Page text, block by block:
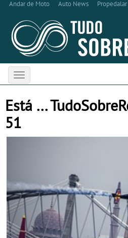
Andar de Moto Auto News Propedalar
Toggle
navigation
Está ...
51